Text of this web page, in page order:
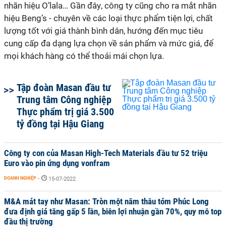
nhãn hiệu O’lala… Gần đây, công ty cũng cho ra mắt nhãn
hiệu Beng’s - chuyên về các loại thực phẩm tiện lợi, chất
lượng tốt với giá thành bình dân, hướng đến mục tiêu
cung cấp đa dạng lựa chọn về sản phẩm và mức giá, để
mọi khách hàng có thể thoải mái chọn lựa.
Tập đoàn Masan đầu tư
Trung tâm Công nghiệp
Thực phẩm trị giá 3.500
tỷ đồng tại Hậu Giang
Công ty con của Masan High-Tech Materials đầu tư 52 triệu
Euro vào pin ứng dụng vonfram
DOANH NGHIỆP - 15-07-2022
M&A mát tay như Masan: Tròn một năm thâu tóm Phúc Long
đưa định giá tăng gấp 5 lần, biên lợi nhuận gần 70%, quy mô top
đầu thị trường